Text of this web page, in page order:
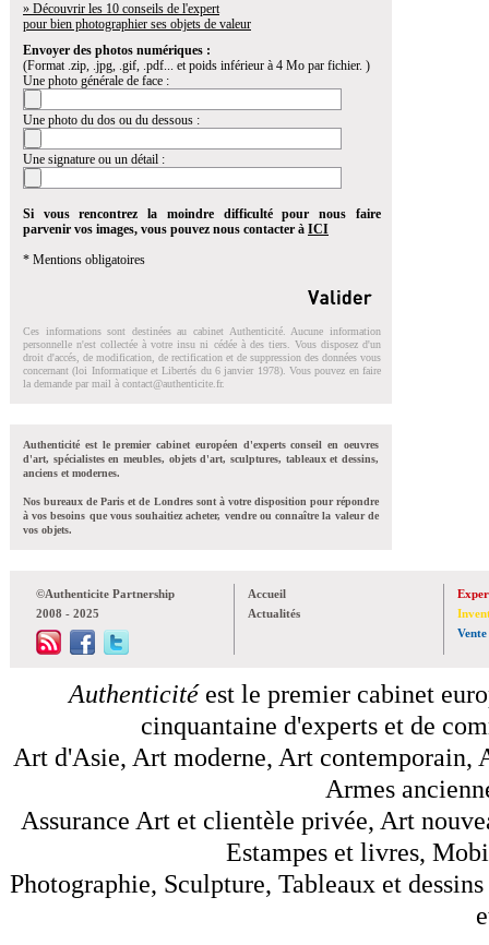
» Découvrir les 10 conseils de l'expert
pour bien photographier ses objets de valeur
Envoyer des photos numériques :
(Format .zip, .jpg, .gif, .pdf... et poids inférieur à 4 Mo par fichier. )
Une photo générale de face :
Une photo du dos ou du dessous :
Une signature ou un détail :
Si vous rencontrez la moindre difficulté pour nous faire
parvenir vos images, vous pouvez nous contacter à ICI
* Mentions obligatoires
Ces informations sont destinées au cabinet Authenticité. Aucune information
personnelle n'est collectée à votre insu ni cédée à des tiers. Vous disposez d'un
droit d'accés, de modification, de rectification et de suppression des données vous
concernant (loi Informatique et Libertés du 6 janvier 1978). Vous pouvez en faire
la demande par mail à contact@authenticite.fr.
Authenticité est le premier cabinet européen d'experts conseil en oeuvres
d'art, spécialistes en meubles, objets d'art, sculptures, tableaux et dessins,
anciens et modernes.
Nos bureaux de Paris et de Londres sont à votre disposition pour répondre
à vos besoins que vous souhaitiez acheter, vendre ou connaître la valeur de
vos objets.
©Authenticite Partnership
2008 - 2025
Accueil
Actualités
Vente
Authenticitéest le premier cabinet
cinquantaine d'experts et de
Art d'Asie, Art moderne, Art contemporain,
Armes
Assurance Art et clientèle privée, Art
Estampes et livres,
Photographie, Sculpture, Tableaux et